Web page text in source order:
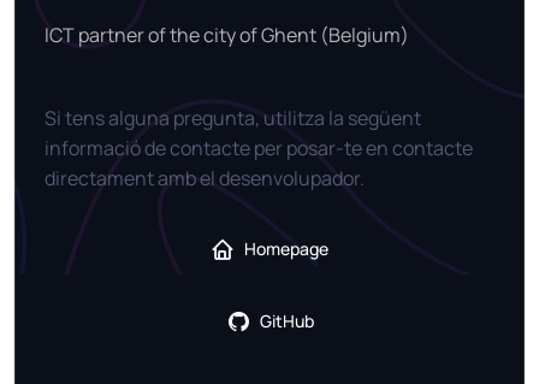
ICT partner of the city of Ghent (Belgium)
Si tens alguna pregunta, utilitza la següent
informació de contacte per posar-te en contacte
directament amb el desenvolupador.
Homepage
GitHub